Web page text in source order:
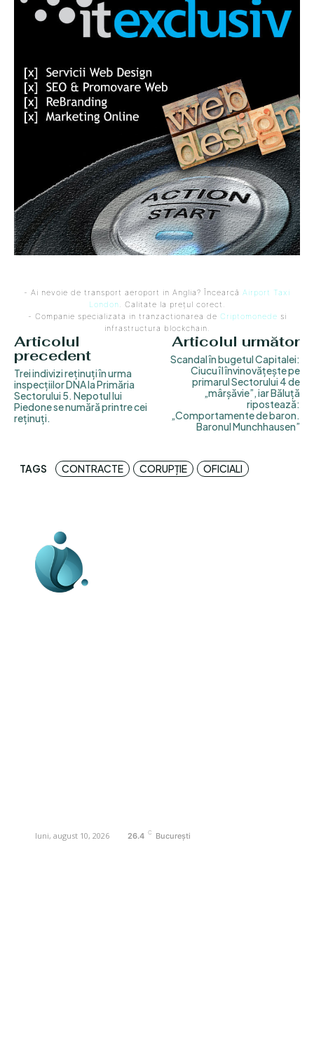
- Ai nevoie de transport aeroport in Anglia? Încearcă Airport Taxi
London. Calitate la prețul corect.
- Companie specializata in tranzactionarea de Criptomonede si
infrastructura blockchain.
Articolul
precedent
Trei indivizi reținuți în urma
inspecțiilor DNA la Primăria
Sectorului 5. Nepotul lui
Piedone se numără printre cei
reținuți.
Articolul următor
Scandal în bugetul Capitalei:
Ciucu îl învinovățește pe
primarul Sectorului 4 de
„mârșăvie”, iar Băluță
ripostează:
„Comportamente de baron.
Baronul Munchhausen”
TAGS CONTRACTE CORUPȚIE OFICIALI
luni, august 10, 2026 26.4 C București